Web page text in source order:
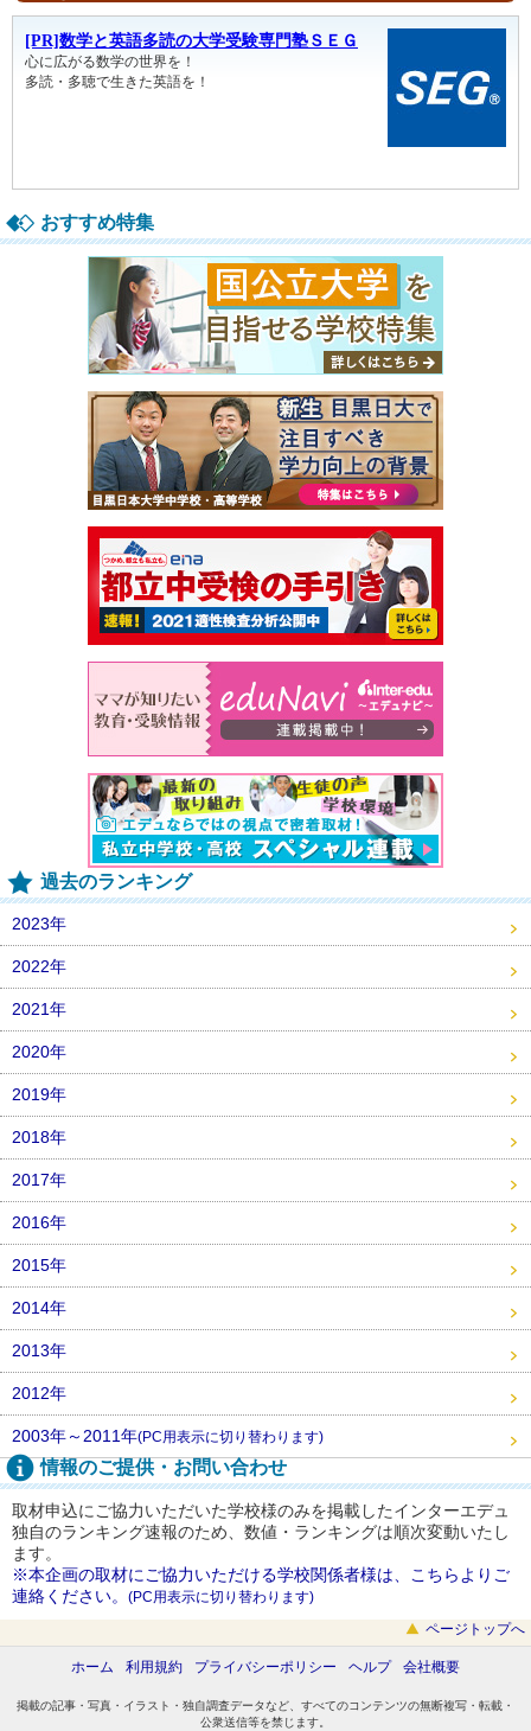
おすすめ特集
過去のランキング
2023年
2022年
2021年
2020年
2019年
2018年
2017年
2016年
2015年
2014年
2013年
2012年
2003年～2011年(PC用表示に切り替わります)
情報のご提供・お問い合わせ
取材申込にご協力いただいた学校様のみを掲載したインターエデュ
独自のランキング速報のため、数値・ランキングは順次変動いたし
ます。
※本企画の取材にご協力いただける学校関係者様は、こちらよりご
連絡ください。 (PC用表示に切り替わります)
ページトップへ
ホーム 利用規約 プライバシーポリシー ヘルプ 会社概要
掲載の記事・写真・イラスト・独自調査データなど、すべてのコンテンツの無断複写・転載・
公衆送信等を禁じます。